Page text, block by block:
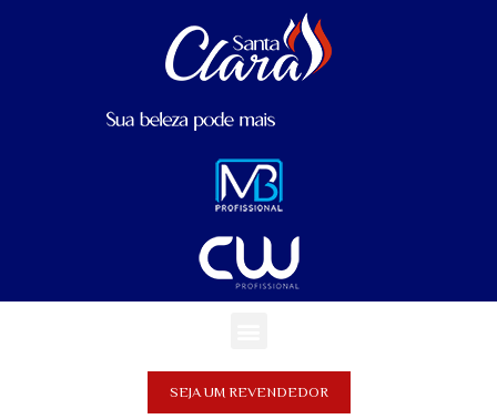
SEJA UM REVENDEDOR